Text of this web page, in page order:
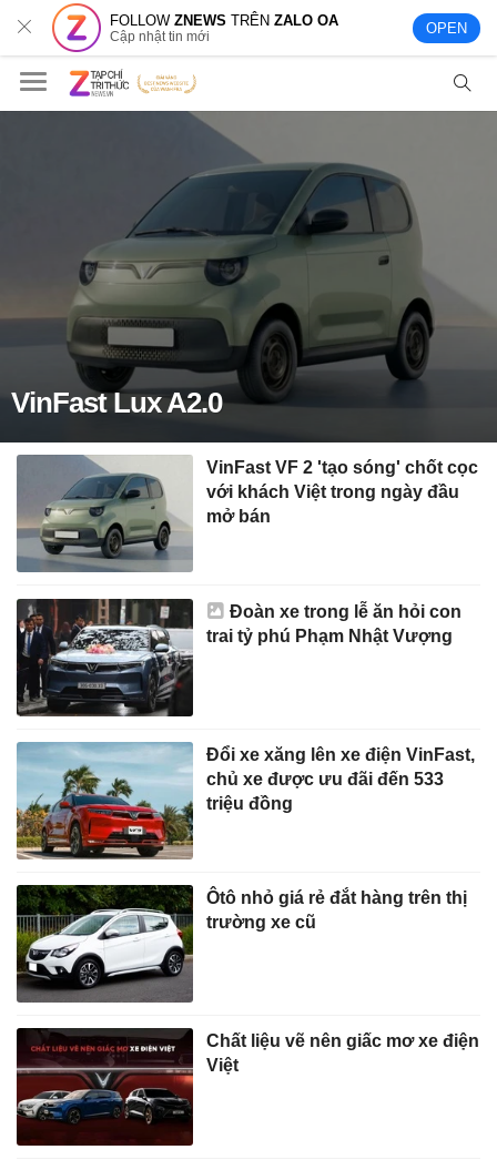
FOLLOWZNEWS TRÊNZALO OA
Cập nhật tin mới OPEN
VinFast Lux A2.0
VinFast VF 2 'tạo sóng' chốt cọc
với khách Việt trong ngày đầu
mở bán
Đoàn xe trong lễ ăn hỏi con
trai tỷ phú Phạm Nhật Vượng
Đổi xe xăng lên xe điện VinFast,
chủ xe được ưu đãi đến 533
triệu đồng
Ôtô nhỏ giá rẻ đắt hàng trên thị
trường xe cũ
Chất liệu vẽ nên giấc mơ xe điện
Việt